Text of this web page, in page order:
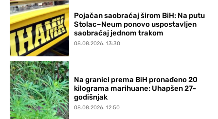
Pojačan saobraćaj širom BiH: Na putu
Stolac–Neum ponovo uspostavljen
saobraćaj jednom trakom
08.08.2026. 13:30
Na granici prema BiH pronađeno 20
kilograma marihuane: Uhapšen 27-
godišnjak
08.08.2026. 12:50